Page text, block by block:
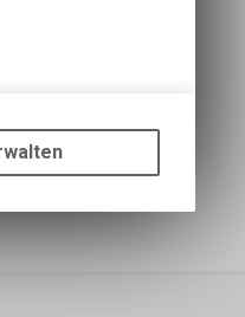
wie die
dass die